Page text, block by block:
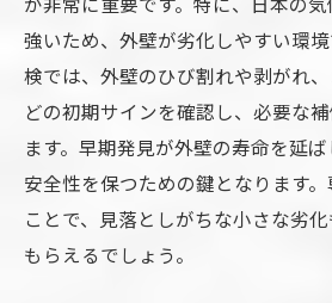
強いため、外壁が劣化しやすい環
検では、外壁のひび割れや剥がれ
どの初期サインを確認し、必要な
ます。早期発見が外壁の寿命を延
安全性を保つための鍵となります
ことで、見落としがちな小さな劣
もらえるでしょう。